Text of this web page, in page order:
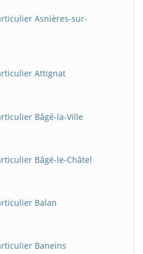
Asnières-sur-
Attignat
Bâgé-la-Ville
Bâgé-le-Châtel
Balan
Baneins